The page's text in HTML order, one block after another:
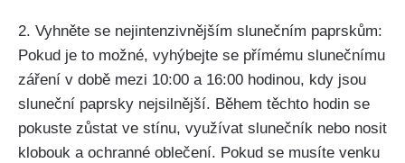
2. Vyhněte se nejintenzivnějším ⁢slunečním paprskům:
Pokud‍ je to možné, vyhýbejte se přímému slunečnímu
záření v době‌ mezi 10:00 a 16:00⁢ hodinou, kdy jsou
sluneční paprsky nejsilnější. Během těchto hodin⁤ se
pokuste zůstat ve stínu, využívat slunečník​ nebo‍ nosit
klobouk a ochranné oblečení. Pokud se musíte venku